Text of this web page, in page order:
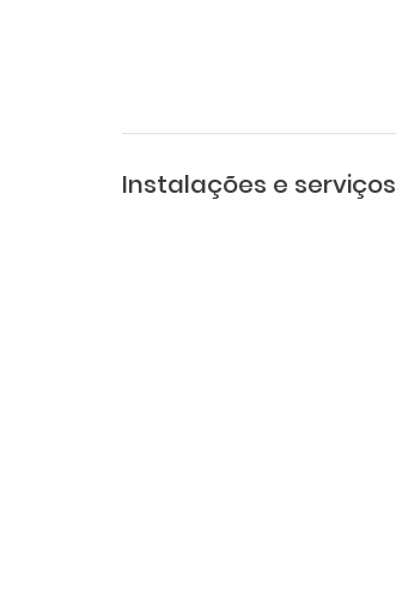
Instalações e serviços